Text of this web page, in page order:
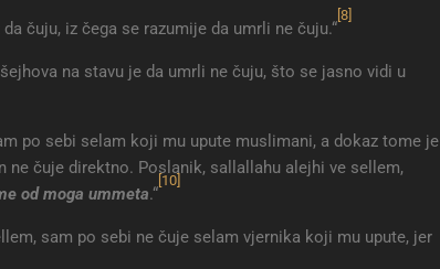
čuju, iz čega se razumije da umrli ne čuju.“
[8]
na stavu je da umrli ne čuju, što se jasno vidi u
po sebi selam koji mu upute muslimani, a dokaz tome je
čuje direktno. Poslanik, sallallahu alejhi ve sellem,
od moga ummeta.“
[10]
sam po sebi ne čuje selam vjernika koji mu upute, jer